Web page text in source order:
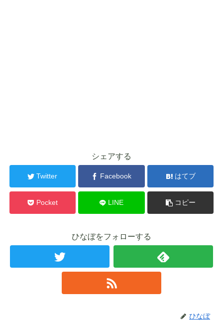
シェアする
Twitter Facebook はてブ
Pocket LINE コピー
ひなぼをフォローする
ひなぼ